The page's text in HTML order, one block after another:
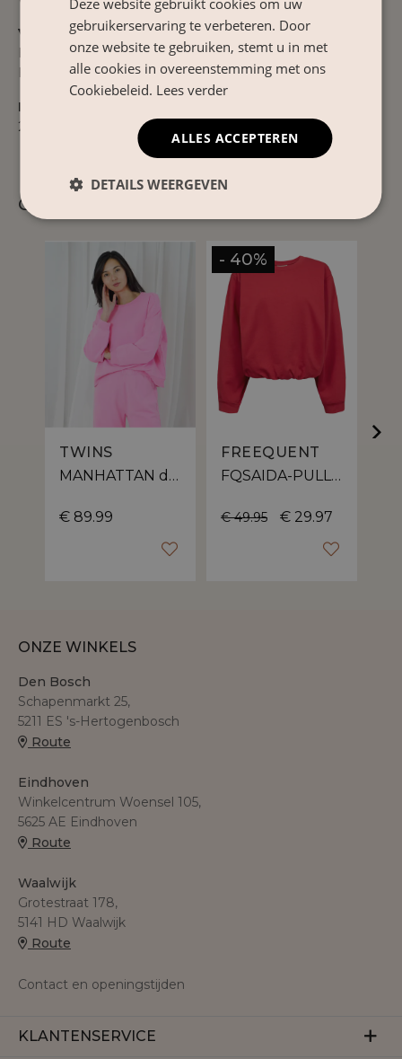
Verzorgingsinstructies
Binnenstebuiten met de hand wassen in koud water.
Hangend laten drogen. Niet strijken of stomen.
Product Nr.
263641
Gerelateerde producten
TWINS
MANHATTAN dames sweater | ronde hals
€ 89.99
FREEQUENT
FQSAIDA-PULLOVER – Sweater van Freequent met ballon pasvorm
€ 49.95 € 29.97
- 40%
ONZE WINKELS
Den Bosch
Schapenmarkt 25,
5211 ES 's-Hertogenbosch
Route
Eindhoven
Winkelcentrum Woensel 105,
5625 AE Eindhoven
Route
Waalwijk
Grotestraat 178,
5141 HD Waalwijk
Route
Contact en openingstijden
KLANTENSERVICE
Deze website gebruikt cookies om uw
gebruikerservaring te verbeteren. Door
onze website te gebruiken, stemt u in met
alle cookies in overeenstemming met ons
Cookiebeleid. Lees verder
ALLES ACCEPTEREN
DETAILS WEERGEVEN